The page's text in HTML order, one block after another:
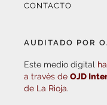
CONTACTO
AUDITADO POR
Este medio digital
a través de OJD
de La Rioja.